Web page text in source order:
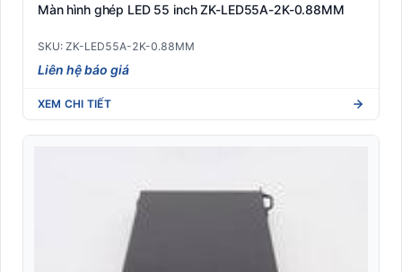
Màn hình ghép LED 55 inch ZK-LED55A-2K-0.88MM
SKU: ZK-LED55A-2K-0.88MM
Liên hệ báo giá
XEM CHI TIẾT